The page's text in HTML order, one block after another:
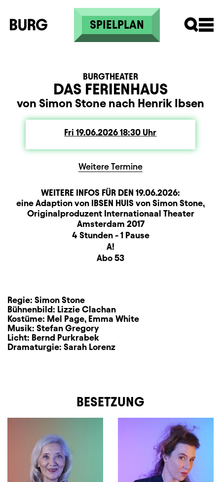
Skip to main content
SPIELPLAN
DAS FERIENHAUS
BURGTHEATER
von Simon Stone nach Henrik Ibsen
Fri Friday
19.06.202618:30 Uhr
Weitere Termine
WEITERE INFOS FÜR DEN 19.06.2026:
BeschreibungInformation
Produktionspartner
eine Adaption von IBSEN HUIS von Simon Stone,
Originalproduzent Internationaal Theater
Amsterdam 2017
Dauer und Pausen4 Stunden - 1 Pause
A!
Abo 53
Regie: Simon Stone
Bühnenbild: Lizzie Clachan
Kostüme: Mel Page, Emma White
Musik: Stefan Gregory
Licht: Bernd Purkrabek
Dramaturgie: Sarah Lorenz
BESETZUNG